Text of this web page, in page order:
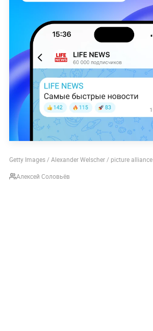
Getty Images / Alexander Welscher / picture alliance
Алексей Соловьёв